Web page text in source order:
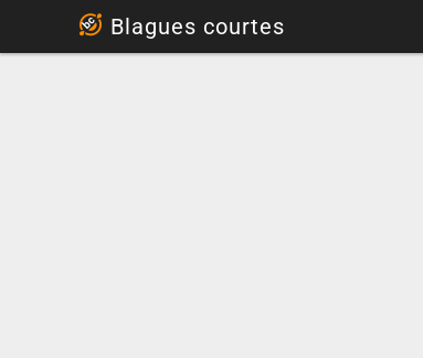
Blagues courtes